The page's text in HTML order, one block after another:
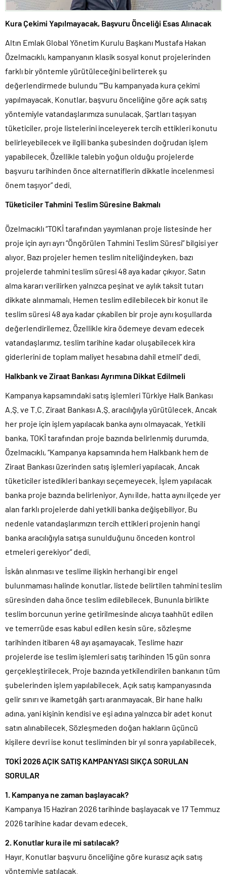
Kura Çekimi Yapılmayacak, Başvuru Önceliği Esas Alınacak
Altın Emlak Global Yönetim Kurulu Başkanı Mustafa Hakan
Özelmacıklı, kampanyanın klasik sosyal konut projelerinden
farklı bir yöntemle yürütüleceğini belirterek şu
değerlendirmede bulundu ““Bu kampanyada kura çekimi
yapılmayacak. Konutlar, başvuru önceliğine göre açık satış
yöntemiyle vatandaşlarımıza sunulacak. Şartları taşıyan
tüketiciler, proje listelerini inceleyerek tercih ettikleri konutu
belirleyebilecek ve ilgili banka şubesinden doğrudan işlem
yapabilecek. Özellikle talebin yoğun olduğu projelerde
başvuru tarihinden önce alternatiflerin dikkatle incelenmesi
önem taşıyor” dedi.
Tüketiciler Tahmini Teslim Süresine Bakmalı
Özelmacıklı “TOKİ tarafından yayımlanan proje listesinde her
proje için ayrı ayrı “Öngörülen Tahmini Teslim Süresi” bilgisi yer
alıyor. Bazı projeler hemen teslim niteliğindeyken, bazı
projelerde tahmini teslim süresi 48 aya kadar çıkıyor. Satın
alma kararı verilirken yalnızca peşinat ve aylık taksit tutarı
dikkate alınmamalı. Hemen teslim edilebilecek bir konut ile
teslim süresi 48 aya kadar çıkabilen bir proje aynı koşullarda
değerlendirilemez. Özellikle kira ödemeye devam edecek
vatandaşlarımız, teslim tarihine kadar oluşabilecek kira
giderlerini de toplam maliyet hesabına dahil etmeli” dedi.
Halkbank ve Ziraat Bankası Ayrımına Dikkat Edilmeli
Kampanya kapsamındaki satış işlemleri Türkiye Halk Bankası
A.Ş. ve T.C. Ziraat Bankası A.Ş. aracılığıyla yürütülecek. Ancak
her proje için işlem yapılacak banka aynı olmayacak. Yetkili
banka, TOKİ tarafından proje bazında belirlenmiş durumda.
Özelmacıklı, “Kampanya kapsamında hem Halkbank hem de
Ziraat Bankası üzerinden satış işlemleri yapılacak. Ancak
tüketiciler istedikleri bankayı seçemeyecek. İşlem yapılacak
banka proje bazında belirleniyor. Aynı ilde, hatta aynı ilçede yer
alan farklı projelerde dahi yetkili banka değişebiliyor. Bu
nedenle vatandaşlarımızın tercih ettikleri projenin hangi
banka aracılığıyla satışa sunulduğunu önceden kontrol
etmeleri gerekiyor” dedi.
İskân alınması ve teslime ilişkin herhangi bir engel
bulunmaması halinde konutlar, listede belirtilen tahmini teslim
süresinden daha önce teslim edilebilecek. Bununla birlikte
teslim borcunun yerine getirilmesinde alıcıya taahhüt edilen
ve temerrüde esas kabul edilen kesin süre, sözleşme
tarihinden itibaren 48 ayı aşamayacak. Teslime hazır
projelerde ise teslim işlemleri satış tarihinden 15 gün sonra
gerçekleştirilecek. Proje bazında yetkilendirilen bankanın tüm
şubelerinden işlem yapılabilecek. Açık satış kampanyasında
gelir sınırı ve ikametgâh şartı aranmayacak. Bir hane halkı
adına, yani kişinin kendisi ve eşi adına yalnızca bir adet konut
satın alınabilecek. Sözleşmeden doğan hakların üçüncü
kişilere devri ise konut tesliminden bir yıl sonra yapılabilecek.
TOKİ 2026 AÇIK SATIŞ KAMPANYASI SIKÇA SORULAN
SORULAR
1. Kampanya ne zaman başlayacak?
Kampanya 15 Haziran 2026 tarihinde başlayacak ve 17 Temmuz
2026 tarihine kadar devam edecek.
2. Konutlar kura ile mi satılacak?
Hayır. Konutlar başvuru önceliğine göre kurasız açık satış
yöntemiyle satılacak.